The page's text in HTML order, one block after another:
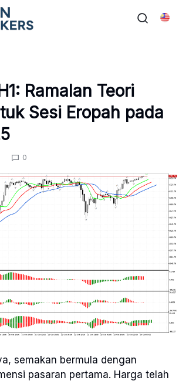
Ramalan Teori
Sesi Eropah pada
0
semakan bermula dengan
pasaran pertama. Harga telah